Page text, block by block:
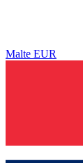
Malte EUR